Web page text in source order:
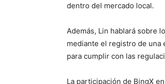
dentro del mercado local.
Además, Lin hablará sobre
mediante el registro de una
para cumplir con las
La participación de BingX